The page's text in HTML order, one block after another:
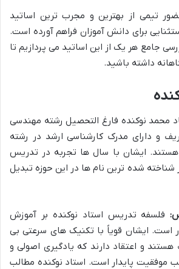
تیمی از بهترین و مجرب ترین اساتید
برای دانش آموزان فراهم آورده است.
جامع هر یک از این اساتید می پردازیم تا
داشته باشید.
محمد نوکنده فارغ التحصیل رشته مهندسی
و دارای مدرک کارشناسی ارشد در رشته
هستند. ایشان با سال ها تجربه در تدریس
شناخته شده ترین نام ها در این حوزه تبدیل
فلسفه تدریس استاد نوکنده بر آموزش
است. ایشان قویاً با تکنیک های سرعتی بی
و اعتقاد دارند که یادگیری اصولی و
موفقیت پایدار است. استاد نوکنده مطالب